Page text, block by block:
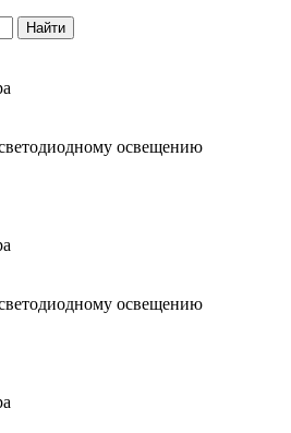
Найти
освещению
освещению